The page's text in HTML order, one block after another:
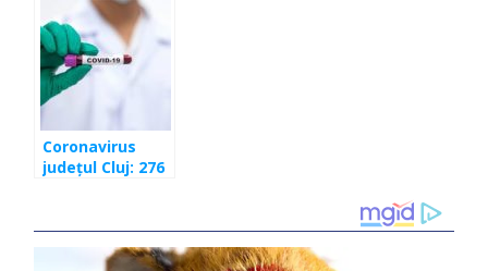
depistate în
ultimele 24 de
ore
Coronavirus
județul Cluj: 276
ultimele 24 de
ore